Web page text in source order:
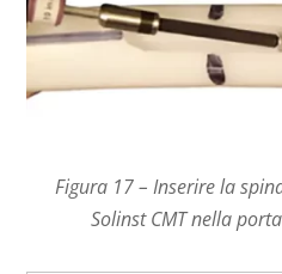
Figura 17 – Inserire la
Solinst CMT nella